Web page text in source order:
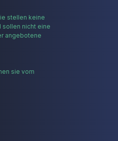
stellen keine
sollen nicht eine
angebotene
sie vom